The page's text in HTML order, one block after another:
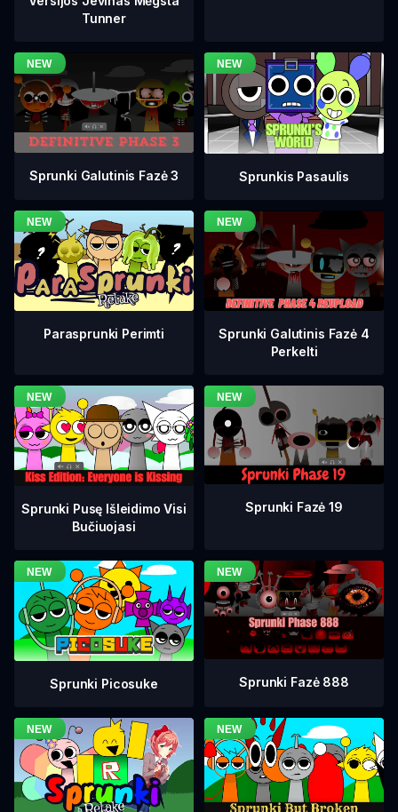
Tunner
Sprunki Galutinis Fazė 3 Sprunkis Pasaulis
Parasprunki Perimti
Sprunki Galutinis Fazė 4
Perkelti
Sprunki Pusę Išleidimo Visi
Bučiuojasi
Sprunki Fazė 19
Sprunki Picosuke Sprunki Fazė 888